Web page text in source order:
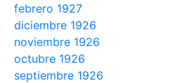
febrero 1927
diciembre 1926
noviembre 1926
octubre 1926
septiembre 1926